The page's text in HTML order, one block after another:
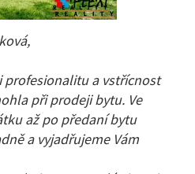
profesionalitu a vstřícnost
při prodeji bytu. Ve
až po předaní bytu
a vyjadřujeme Vám